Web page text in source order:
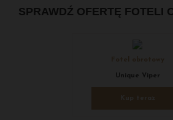
SPRAWDŹ OFERTĘ FOTELI
Unique Viper